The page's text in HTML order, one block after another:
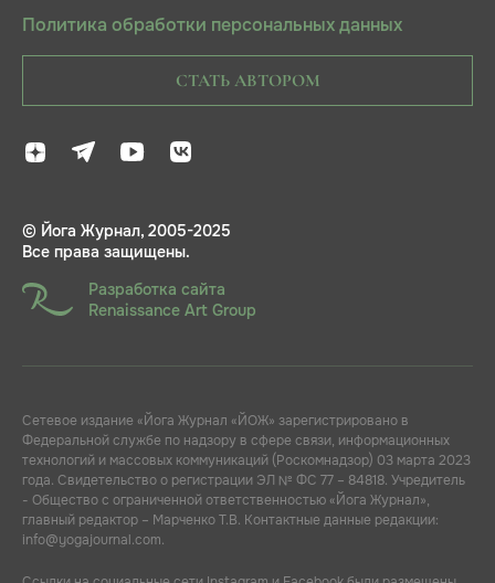
Политика обработки персональных данных
СТАТЬ АВТОРОМ
© Йога Журнал, 2005-2025
Все права защищены.
Разработка сайта
Renaissance Art Group
Сетевое издание «Йога Журнал «ЙОЖ» зарегистрировано в
Федеральной службе по надзору в сфере связи, информационных
технологий и массовых коммуникаций (Роскомнадзор) 03 марта 2023
года. Свидетельство о регистрации ЭЛ № ФС 77 – 84818. Учредитель
- Общество с ограниченной ответственностью «Йога Журнал»,
главный редактор – Марченко Т.В. Контактные данные редакции:
info@yogajournal.com.